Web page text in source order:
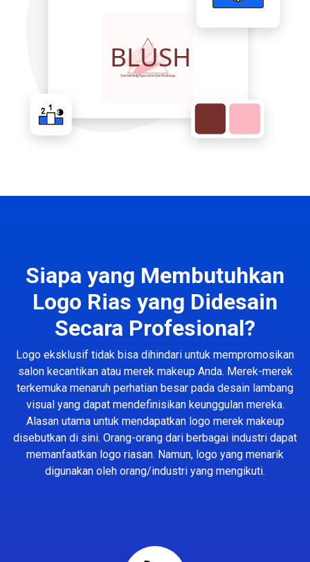
Siapa yang Membutuhkan
Logo Rias yang Didesain
Secara Profesional?
Logo eksklusif tidak bisa dihindari untuk mempromosikan
salon kecantikan atau merek makeup Anda. Merek-merek
terkemuka menaruh perhatian besar pada desain lambang
visual yang dapat mendefinisikan keunggulan mereka.
Alasan utama untuk mendapatkan logo merek makeup
disebutkan di sini. Orang-orang dari berbagai industri dapat
memanfaatkan logo riasan. Namun, logo yang menarik
digunakan oleh orang/industri yang mengikuti.